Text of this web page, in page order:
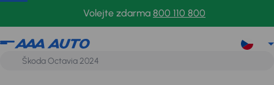
Volejte zdarma 800 110 800
KGM